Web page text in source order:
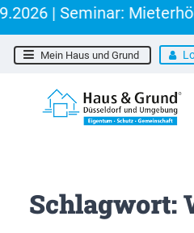
| Seminar:
Mein Haus und Grund
Schlagwort: